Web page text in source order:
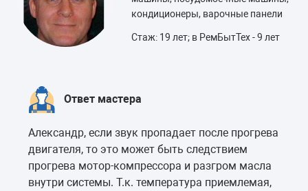
кондиционеры, варочные панели
Стаж: 19 лет; в РемБытТех - 9 лет
Ответ мастера
Александр, если звук пропадает после прогрева
двигателя, то это может быть следствием
прогрева мотор-компрессора и разгром масла
внутри системы. Т.к. температура приемлемая,